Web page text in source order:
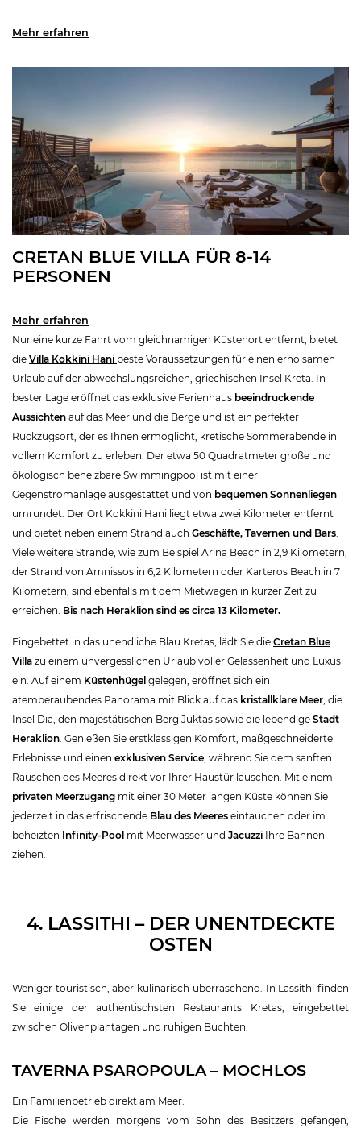
Mehr erfahren
CRETAN BLUE VILLA FÜR 8-14
PERSONEN
Mehr erfahren
Nur eine kurze Fahrt vom gleichnamigen Küstenort entfernt, bietet
die Villa Kokkini Hani beste Voraussetzungen für einen erholsamen
Urlaub auf der abwechslungsreichen, griechischen Insel Kreta. In
bester Lage eröffnet das exklusive Ferienhaus beeindruckende
Aussichten auf das Meer und die Berge und ist ein perfekter
Rückzugsort, der es Ihnen ermöglicht, kretische Sommerabende in
vollem Komfort zu erleben. Der etwa 50 Quadratmeter große und
ökologisch beheizbare Swimmingpool ist mit einer
Gegenstromanlage ausgestattet und von bequemen Sonnenliegen
umrundet. Der Ort Kokkini Hani liegt etwa zwei Kilometer entfernt
und bietet neben einem Strand auch Geschäfte, Tavernen und Bars.
Viele weitere Strände, wie zum Beispiel Arina Beach in 2,9 Kilometern,
der Strand von Amnissos in 6,2 Kilometern oder Karteros Beach in 7
Kilometern, sind ebenfalls mit dem Mietwagen in kurzer Zeit zu
erreichen. Bis nach Heraklion sind es circa 13 Kilometer.
Eingebettet in das unendliche Blau Kretas, lädt Sie die Cretan Blue
Villa zu einem unvergesslichen Urlaub voller Gelassenheit und Luxus
ein. Auf einem Küstenhügel gelegen, eröffnet sich ein
atemberaubendes Panorama mit Blick auf das kristallklare Meer, die
Insel Dia, den majestätischen Berg Juktas sowie die lebendige Stadt
Heraklion. Genießen Sie erstklassigen Komfort, maßgeschneiderte
Erlebnisse und einen exklusiven Service, während Sie dem sanften
Rauschen des Meeres direkt vor Ihrer Haustür lauschen. Mit einem
privaten Meerzugang mit einer 30 Meter langen Küste können Sie
jederzeit in das erfrischende Blau des Meeres eintauchen oder im
beheizten Infinity-Pool mit Meerwasser und Jacuzzi Ihre Bahnen
ziehen.
4. LASSITHI – DER UNENTDECKTE
OSTEN
Weniger touristisch, aber kulinarisch überraschend. In Lassithi finden
Sie einige der authentischsten Restaurants Kretas, eingebettet
zwischen Olivenplantagen und ruhigen Buchten.
TAVERNA PSAROPOULA – MOCHLOS
Ein Familienbetrieb direkt am Meer.
Die Fische werden morgens vom Sohn des Besitzers gefangen,